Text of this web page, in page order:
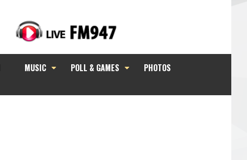
MUSIC POLL & GAMES
PHOTOS